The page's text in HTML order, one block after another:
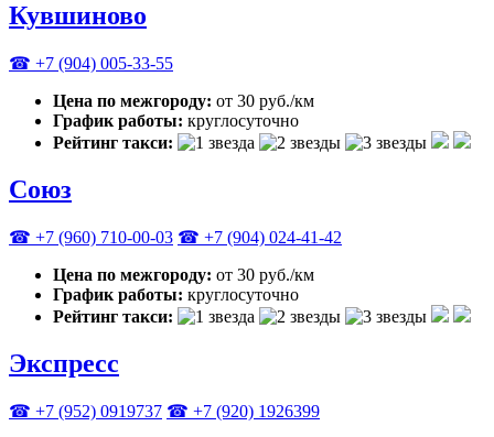
Кувшиново
☎ +7 (904) 005-33-55
Цена по межгороду: от 30 руб./км
График работы: круглосуточно
Рейтинг такси:
Союз
☎ +7 (960) 710-00-03 ☎ +7 (904) 024-41-42
Цена по межгороду: от 30 руб./км
График работы: круглосуточно
Рейтинг такси:
Экспресс
☎ +7 (952) 0919737 ☎ +7 (920) 1926399